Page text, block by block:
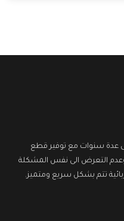
عدة سنوات مع توفير قطع
وعدم التعرض الى نفس المشكلة
تتم بشكل سريع ومتميز.